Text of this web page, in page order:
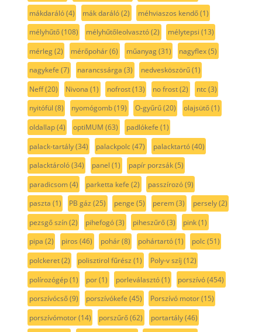
mákdaráló(4) mák daráló(2) méhviaszos kendő(1)
mélyhűtő(108) mélyhűtőleolvasztó(2) mélytepsi (13)
mérleg(2) mérőpohár(6) műanyag(31) nagyflex(5)
nagykefe (7) narancssárga (3) nedvesköszörű(1)
Neff(20) Nivona (1) nofrost(13) no frost(2) ntc(3)
nyitófül (8) nyomógomb(19) O-gyűrű(20) olajsütő(1)
oldallap(4) optiMUM (63) padlókefe (1)
palack-tartály(34) palackpolc(47) palacktartó(40)
palacktároló(34) panel (1) papír porzsák(5)
paradicsom(4) parketta kefe (2) passzírozó(9)
paszta (1) PB gáz (25) penge (5) perem(3) persely(2)
pezsgő szín(2) pihefogó(3) piheszűrő(3) pink(1)
pipa (2) piros (46) pohár(8) pohártartó(1) polc(51)
polckeret(2) polisztirol fűrész (1) Poly-v szíj (12)
polírozógép(1) por(1) porleválasztó(1) porszívó(454)
porszívócső(9) porszívókefe (45) Porszívó motor(15)
porszívómotor(14) porszűrő(62) portartály(46)